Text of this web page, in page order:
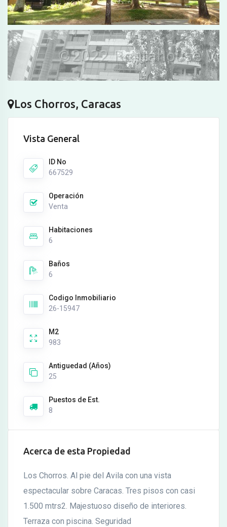
Los Chorros, Caracas
Vista General
ID No
667529
Operación
Venta
Habitaciones
6
Baños
6
Codigo Inmobiliario
26-15947
M2
983
Antiguedad (Años)
25
Puestos de Est.
8
Acerca de esta Propiedad
Los Chorros. Al pie del Avila con una vista
espectacular sobre Caracas. Tres pisos con casi
1.500 mtrs2. Majestuoso diseño de interiores.
Terraza con piscina. Seguridad